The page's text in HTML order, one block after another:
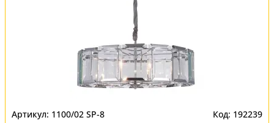
1100/02 SP-8 192239